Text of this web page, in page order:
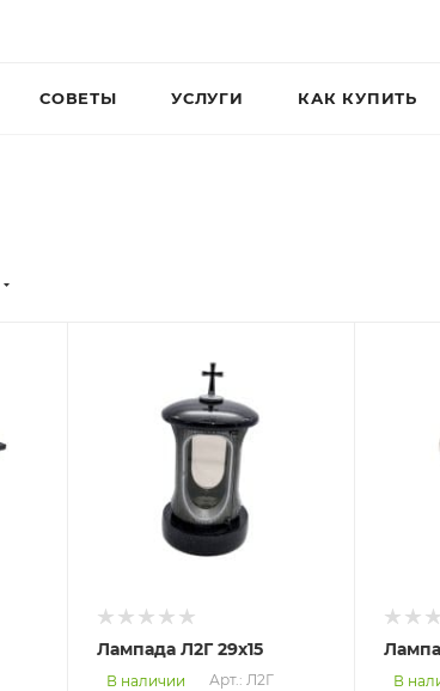
СОВЕТЫ УСЛУГИ КАК КУПИТЬ
Лампада Л2Г 29х15
В наличии Арт.: Л2Г В